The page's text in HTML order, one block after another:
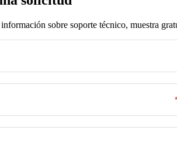
sobre soporte técnico, muestra